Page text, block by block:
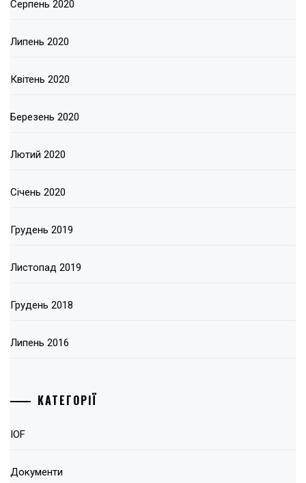
Серпень 2020
Липень 2020
Квітень 2020
Березень 2020
Лютий 2020
Січень 2020
Грудень 2019
Листопад 2019
Грудень 2018
Липень 2016
КАТЕГОРІЇ
IOF
Документи